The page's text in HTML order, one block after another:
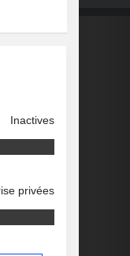
Inactives
privées